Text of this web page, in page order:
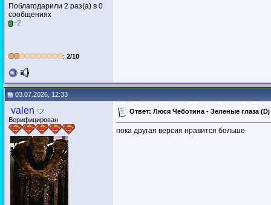
Поблагодарили 2 раз(а) в 0
сообщениях
~2
: 2/10
03.07.2026, 12:33
valen
Верифицирован
Ответ: Люся Чеботина - Зеленые глаза
пока другая версия нравится больше